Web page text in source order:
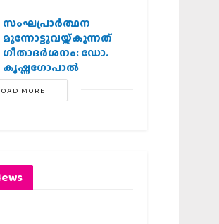
സംഘപ്രാര്‍ത്ഥന
മുന്നോട്ടുവയ്ക്കുന്നത്
ഗീതാദര്‍ശനം: ഡോ.
കൃഷ്ണഗോപാല്‍
MORE